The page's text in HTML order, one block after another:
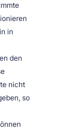
in
den
nicht
so